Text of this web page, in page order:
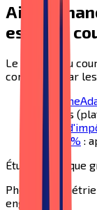
Aides
escalier
Le surcoût du
compensé par
revenus
Crédit
TVA 5,5% :
Étude technique
engagement.